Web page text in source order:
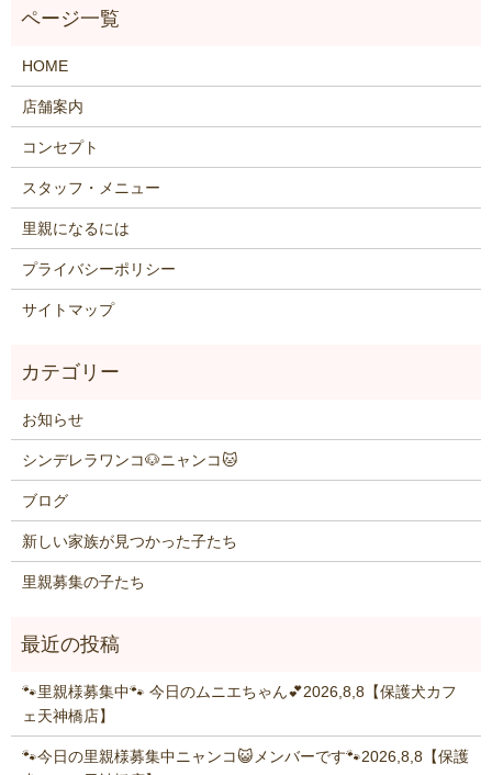
HOME
店舗案内
コンセプト
スタッフ・メニュー
里親になるには
プライバシーポリシー
サイトマップ
お知らせ
シンデレラワンコ🐶ニャンコ🐱
ブログ
新しい家族が見つかった子たち
里親募集の子たち
🐾里親様募集中🐾 今日のムニエちゃん💕2026,8,8【保護犬カフ
ェ天神橋店】
🐾今日の里親様募集中ニャンコ😺メンバーです🐾2026,8,8【保護